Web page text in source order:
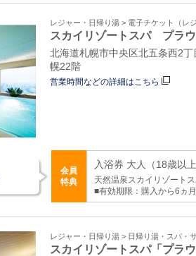
レジャー・日帰り湯 > 電子チケット（レ
スカイリゾートスパ プラ
北海道札幌市中央区北五条西2
幌22階
営業時間などの詳細はこちら
会員
特典
入浴券 大人（18歳以
天然温泉スカイリゾートス
■有効期限：購入から6ヵ
レジャー・日帰り湯 > 日帰り湯・スパ・
スカイリゾートスパ「プラウ